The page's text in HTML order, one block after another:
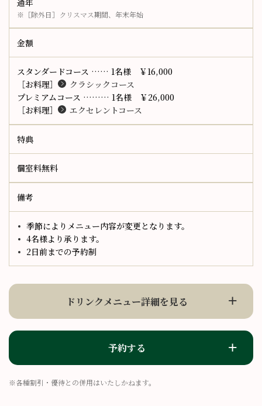
通年
※［除外日］クリスマス期間、年末年始
金額
スタンダードコース …… 1名様 ￥16,000
［お料理］
クラシックコース
プレミアムコース ……… 1名様 ￥26,000
［お料理］
エクセレントコース
特典
個室料無料
備考
季節によりメニュー内容が変更となります。
4名様より承ります。
2日前までの予約制
ドリンクメニュー詳細を見る
予約する
※各種割引・優待との併用はいたしかねます。